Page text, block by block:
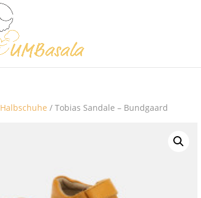
Halbschuhe / Tobias Sandale – Bundgaard